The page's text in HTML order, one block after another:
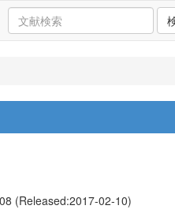
(Released:2017-02-10)